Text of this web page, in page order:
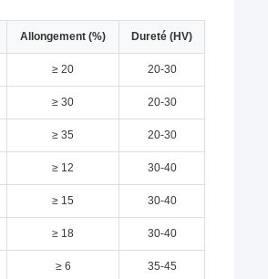
Allongement (%) Dureté (HV)
≥ 20 20-30
≥ 30 20-30
≥ 35 20-30
≥ 12 30-40
≥ 15 30-40
≥ 18 30-40
≥ 6 35-45